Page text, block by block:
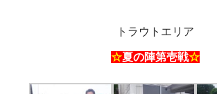
トラウトエリア
☆夏の陣第壱戦☆